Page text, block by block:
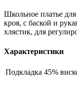
Школьное платье
кроя, с баской и
хлястик, для
Характеристики
Подкладка 45%